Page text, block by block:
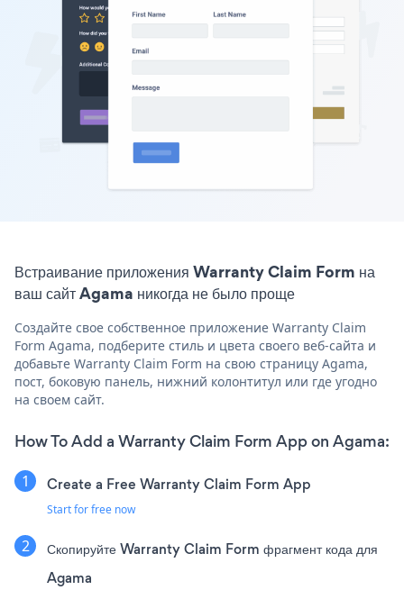
Встраивание приложения Warranty Claim Form на
ваш сайт Agama никогда не было проще
Создайте свое собственное приложение Warranty Claim
Form Agama, подберите стиль и цвета своего веб-сайта и
добавьте Warranty Claim Form на свою страницу Agama,
пост, боковую панель, нижний колонтитул или где угодно
на своем сайт.
How To Add a Warranty Claim Form App on Agama:
Create a Free Warranty Claim Form App
Start for free now
Скопируйте Warranty Claim Form фрагмент кода для
Agama